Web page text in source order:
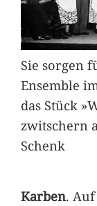
Sie sorgen
Ensemble
das Stück
zwitschern
Schenk
Karben.